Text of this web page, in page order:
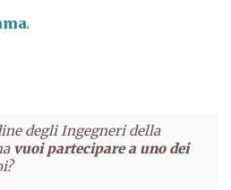
.
degli Ingegneri della
vuoi partecipare a uno dei